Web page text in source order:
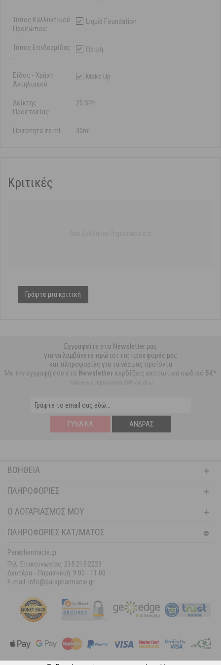
Τύπος Καλλυντικού
Προσώπου:
Liquid Foundation
Τύπος Επιδερμίδας
:
Ώριμη
Είδος - Χρήση
Αντηλιακού:
Make Up
Δείκτης
Προστασίας:
20 SPF
Ποσότητα σε ml: 30ml
Κριτικές
Γράψτε μια κριτική
Εγγραφείτε στο Newsletter μας
για να λαμβάνετε πρώτοι τις προσφορές μας
και πληροφορίες για τα νέα μας προϊόντα
Με την εγγραφή σου στο Newsletter κερδίζεις εκπτωτικό κωδικό 5€*
*ισχύει για παραγγελία 59€ και άνω
ΓΥΝΑΊΚΑ ΆΝΔΡΑΣ
ΒΟΉΘΕΙΑ
ΠΛΗΡΟΦΟΡΊΕΣ
Ο ΛΟΓΑΡΙΑΣΜΌΣ ΜΟΥ
ΠΛΗΡΟΦΟΡΙΕΣ ΚΑΤ/ΜΑΤΟΣ
Parapharmacie.gr
Τηλ. Επικοινωνίας: 215 215 2223
Δευτέρα - Παρασκευή: 9:00 - 11:00
E-mail: info@parapharmacie.gr